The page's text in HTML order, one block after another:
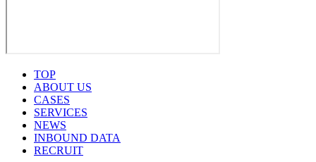
TOP
ABOUT US
CASES
SERVICES
NEWS
INBOUND DATA
RECRUIT